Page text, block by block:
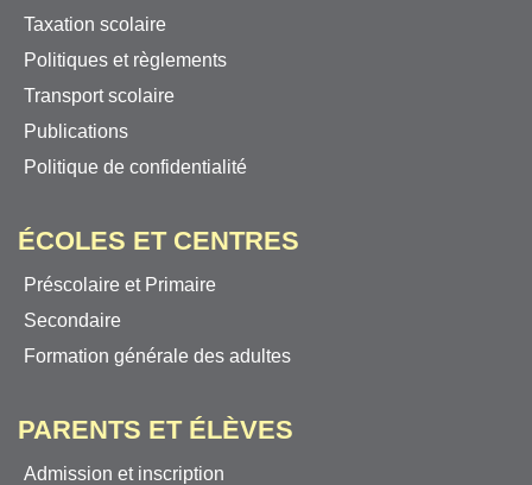
Taxation scolaire
Politiques et règlements
Transport scolaire
Publications
Politique de confidentialité
ÉCOLES ET CENTRES
Préscolaire et Primaire
Secondaire
Formation générale des adultes
PARENTS ET ÉLÈVES
Admission et inscription